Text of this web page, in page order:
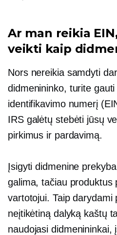
Ar man reikia
veikti kaip
Nors nereikia samdyti
didmenininko, turite
identifikavimo numerį
IRS galėtų stebėti jūsų
pirkimus ir pardavimą.
Įsigyti didmenine
galima, tačiau produktus
vartotojui. Taip darydami
neįtikėtiną dalyką kaštų
naudojasi didmenininkai,